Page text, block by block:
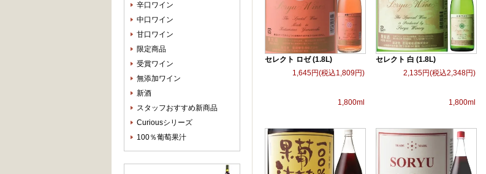
辛口ワイン
中口ワイン
甘口ワイン
限定商品
受賞ワイン
無添加ワイン
新酒
スタッフおすすめ新商品
Curiousシリーズ
100％葡萄果汁
セレクト ロゼ (1.8L)
1,645円(税込1,809円)
1,800ml
セレクト 白 (1.8L)
2,135円(税込2,348円)
1,800ml